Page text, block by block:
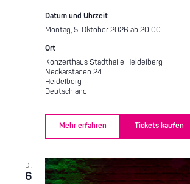
Datum und Uhrzeit
Montag, 5. Oktober 2026 ab 20:00
Ort
Konzerthaus Stadthalle Heidelberg
Neckarstaden 24
Heidelberg
Deutschland
Mehr erfahren Tickets kaufen
DI.
6